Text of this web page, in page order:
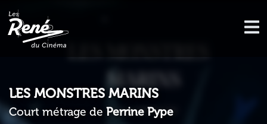
LES MONSTRES MARINS
Court métrage de Perrine Pype